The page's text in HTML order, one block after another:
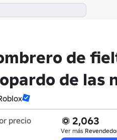
de
de las
precio 2,063
Ver más